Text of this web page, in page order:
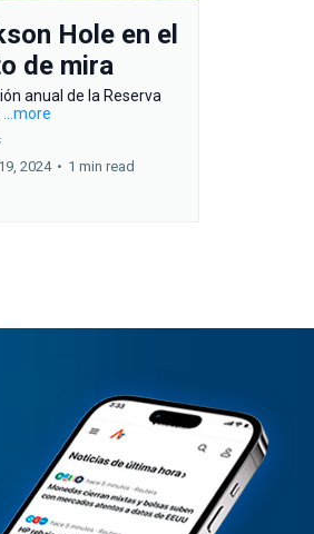
Hole en el
de mira
anual de la Reserva
...more
2024 • 1 min read